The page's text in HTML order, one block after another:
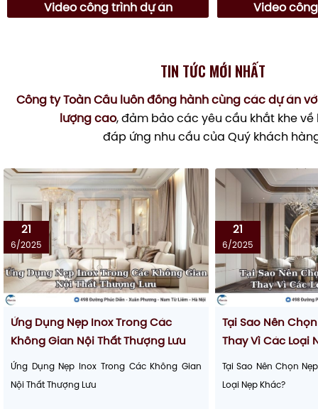
Video công trình dự án Video
TIN TỨC MỚI NHẤT
Công ty Toàn Cầu luôn đồng hành cùng các dự án
lượng cao, đảm bảo các yêu cầu khắt khe về
đáp ứng nhu cầu của Quý khách
21
6/2025
Ứng Dụng Nẹp Inox Trong Các
Không Gian Nội Thất Thượng Lưu
Ứng Dụng Nẹp Inox Trong Các Không Gian
Nội Thất Thượng Lưu
21
6/2025
Tại Sao Nên
Thay Vì Các Loại
Tại Sao Nên Chọn
Loại Nẹp Khác?